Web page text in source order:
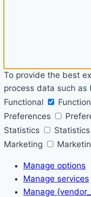
To provide the best
process data such
Functional
Preferences
Statistics
Statistics
Marketing
Manage options
Manage services
Manage